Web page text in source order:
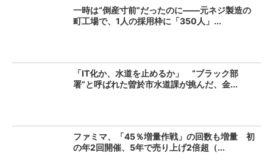
一時は“倒産寸前”だったのに――元ネジ製造の
町工場で、1人の採用枠に「350人」...
「IT化か、水道を止めるか」 “ブラック部
署”と呼ばれた曽於市水道課が挑んだ、金...
ファミマ、「45％増量作戦」の回数も増量 初
の年2回開催、5年で売り上げ2倍超（...